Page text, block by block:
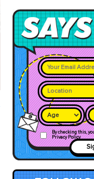
By checking this,
Privacy Policy